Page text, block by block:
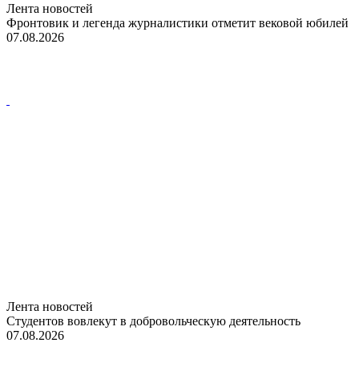
Лента новостей
Фронтовик и легенда журналистики отметит вековой юбилей
07.08.2026
Лента новостей
Студентов вовлекут в добровольческую деятельность
07.08.2026